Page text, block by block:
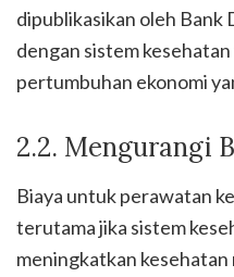
dipublikasikan oleh Bank
dengan sistem
pertumbuhan ekonomi
2.2. Mengurangi
Biaya untuk perawatan
terutama jika sistem
meningkatkan kesehatan